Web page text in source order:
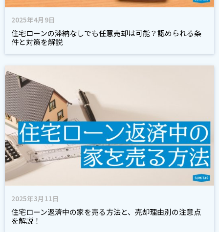
2025年4月9日
住宅ローンの滞納なしでも任意売却は可能？認められる条
件と対策を解説
2025年3月11日
住宅ローン返済中の家を売る方法と、売却理由別の注意点
を解説！